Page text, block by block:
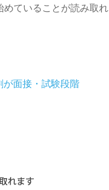
ていることが読み取
面接・試験段階